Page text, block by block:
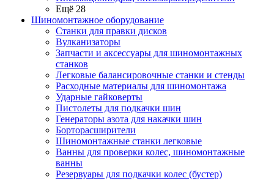
Ещё 28
Шиномонтажное оборудование
Станки для правки дисков
Вулканизаторы
Запчасти и аксессуары для шиномонтажных
станков
Легковые балансировочные станки и стенды
Расходные материалы для шиномонтажа
Ударные гайковерты
Пистолеты для подкачки шин
Генераторы азота для накачки шин
Борторасширители
Шиномонтажные станки легковые
Ванны для проверки колес, шиномонтажные
ванны
Резервуары для подкачки колес (бустер)